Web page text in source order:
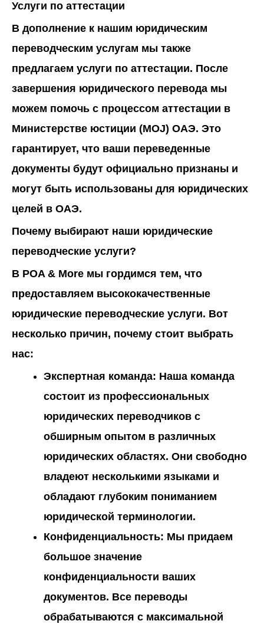
Услуги по аттестации
В дополнение к нашим юридическим
переводческим услугам мы также
предлагаем услуги по аттестации. После
завершения юридического перевода мы
можем помочь с процессом аттестации в
Министерстве юстиции (MOJ) ОАЭ. Это
гарантирует, что ваши переведенные
документы будут официально признаны и
могут быть использованы для юридических
целей в ОАЭ.
Почему выбирают наши юридические
переводческие услуги?
В POA& More мы гордимся тем, что
предоставляем высококачественные
юридические переводческие услуги. Вот
несколько причин, почему стоит выбрать
нас:
Экспертная команда: Наша команда
состоит из профессиональных
юридических переводчиков с
обширным опытом в различных
юридических областях. Они свободно
владеют несколькими языками и
обладают глубоким пониманием
юридической терминологии.
Конфиденциальность: Мы придаем
большое значение
конфиденциальности ваших
документов. Все переводы
обрабатываются с максимальной